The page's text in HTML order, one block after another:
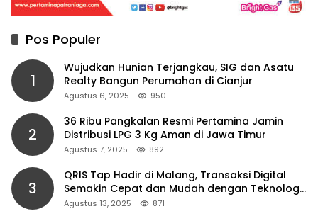
Pos Populer
1
Wujudkan Hunian Terjangkau, SIG dan Asatu
Realty Bangun Perumahan di Cianjur
Agustus 6, 2025 950
2
36 Ribu Pangkalan Resmi Pertamina Jamin
Distribusi LPG 3 Kg Aman di Jawa Timur
Agustus 7, 2025 892
3
QRIS Tap Hadir di Malang, Transaksi Digital
Semakin Cepat dan Mudah dengan Teknologi
NFC
Agustus 13, 2025 871